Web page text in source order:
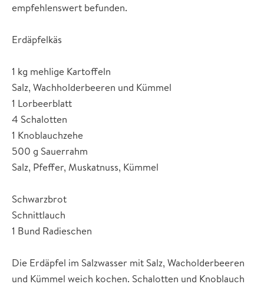
empfehlenswert befunden.
Erdäpfelkäs
1 kg mehlige Kartoffeln
Salz, Wachholderbeeren und Kümmel
1 Lorbeerblatt
4 Schalotten
1 Knoblauchzehe
500 g Sauerrahm
Salz, Pfeffer, Muskatnuss, Kümmel
Schwarzbrot
Schnittlauch
1 Bund Radieschen
Die Erdäpfel im Salzwasser mit Salz, Wacholderbeeren
und Kümmel weich kochen. Schalotten und Knoblauch